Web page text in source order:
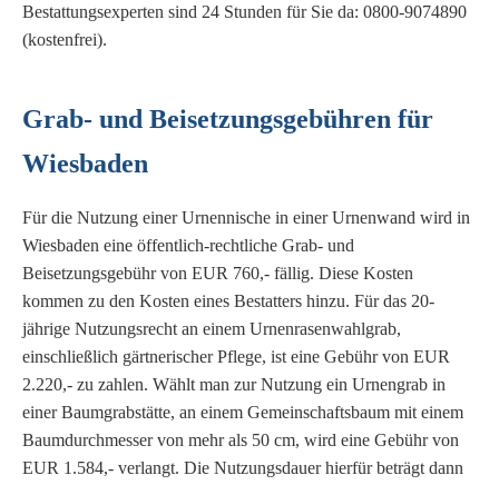
Bestattungsexperten sind 24 Stunden für Sie da: 0800-9074890
(kostenfrei).
Grab- und Beisetzungsgebühren für
Wiesbaden
Für die Nutzung einer Urnennische in einer Urnenwand wird in
Wiesbaden eine öffentlich-rechtliche Grab- und
Beisetzungsgebühr von EUR 760,- fällig. Diese Kosten
kommen zu den Kosten eines Bestatters hinzu. Für das 20-
jährige Nutzungsrecht an einem Urnenrasenwahlgrab,
einschließlich gärtnerischer Pflege, ist eine Gebühr von EUR
2.220,- zu zahlen. Wählt man zur Nutzung ein Urnengrab in
einer Baumgrabstätte, an einem Gemeinschaftsbaum mit einem
Baumdurchmesser von mehr als 50 cm, wird eine Gebühr von
EUR 1.584,- verlangt. Die Nutzungsdauer hierfür beträgt dann